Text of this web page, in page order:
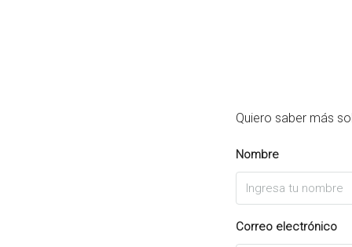
Quiero saber más
Nombre
Correo electrónico